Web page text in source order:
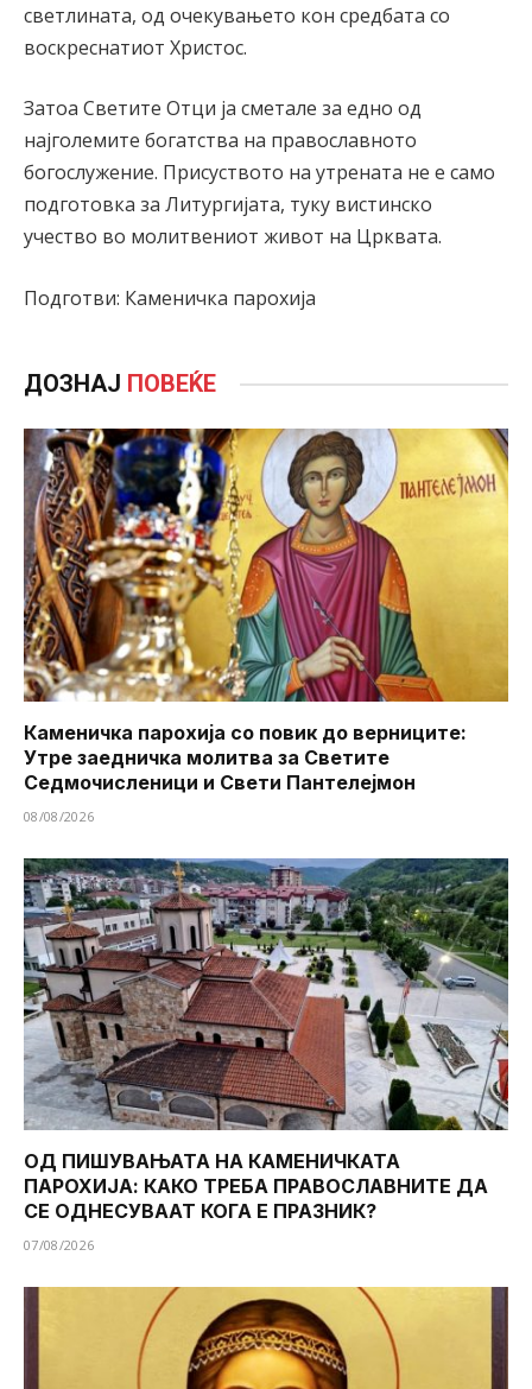
светлината, од очекувањето кон средбата со
воскреснатиот Христос.
Затоа Светите Отци ја сметале за едно од
најголемите богатства на православното
богослужение. Присуството на утрената не е само
подготовка за Литургијата, туку вистинско
учество во молитвениот живот на Црквата.
Подготви: Каменичка парохија
ДОЗНАЈ ПОВЕЌЕ
Каменичка парохија со повик до верниците:
Утре заедничка молитва за Светите
Седмочисленици и Свети Пантелејмон
08/08/2026
ОД ПИШУВАЊАТА НА КАМЕНИЧКАТА
ПАРОХИЈА: КАКО ТРЕБА ПРАВОСЛАВНИТЕ ДА
СЕ ОДНЕСУВААТ КОГА Е ПРАЗНИК?
07/08/2026